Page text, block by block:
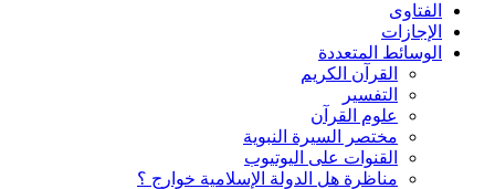
الفتاوى
الإجازات
الوسائط المتعددة
القرآن الكريم
التفسير
علوم القرآن
مختصر السيرة النبوية
القنوات على اليوتيوب
مناظرة هل الدولة الإسلامية خوارج ؟